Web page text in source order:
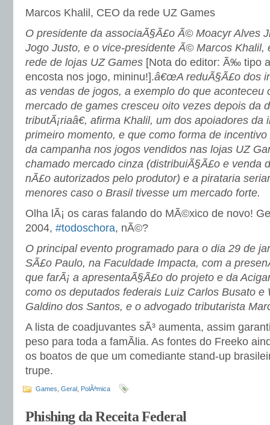
Marcos Khalil, CEO da rede UZ Games
O presidente da associaÃ§Ã£o Ã© Moacyr Alves
Jogo Justo, e o vice-presidente Ã© Marcos Khalil,
rede de lojas UZ Games [Nota do editor: Ã‰ tipo
encosta nos jogo, mininu!].â€œA reduÃ§Ã£o dos
as vendas de jogos, a exemplo do que aconteceu
mercado de games cresceu oito vezes depois da
tributÃ¡riaâ€, afirma Khalil, um dos apoiadores da
primeiro momento, e que como forma de
da campanha nos jogos vendidos nas lojas UZ
chamado mercado cinza (distribuiÃ§Ã£o e venda
nÃ£o autorizados pelo produtor) e a pirataria
menores caso o Brasil tivesse um mercado forte.
Olha lÃ¡ os caras falando do MÃ©xico de novo!
2004, #todoschora, nÃ©?
O principal evento programado para o dia 29 de
SÃ£o Paulo, na Faculdade Impacta, com a
que farÃ¡ a apresentaÃ§Ã£o do projeto e da
como os deputados federais Luiz Carlos Busato e
Galdino dos Santos, e o advogado tributarista
A lista de coadjuvantes sÃ³ aumenta, assim
peso para toda a famÃ­lia. As fontes do Freeko
os boatos de que um comediante stand-up
trupe.
Games Geral PolÃªmica
Phishing da Receita Federal